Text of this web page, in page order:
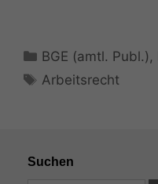
Kategorien
BGE (amtl. Publ.) ,
Schlagwörter
Arbeitsrecht
Suchen